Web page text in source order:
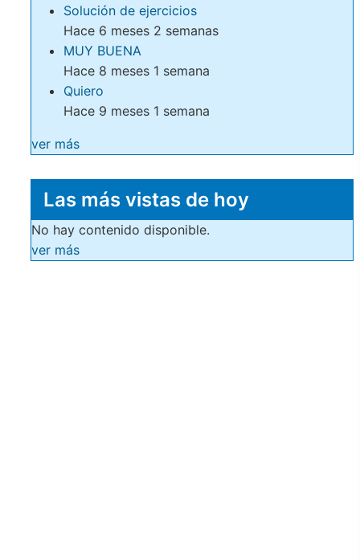
Solución de ejercicios
Hace 6 meses 2 semanas
MUY BUENA
Hace 8 meses 1 semana
Quiero
Hace 9 meses 1 semana
ver más
Las más vistas de hoy
No hay contenido disponible.
ver más